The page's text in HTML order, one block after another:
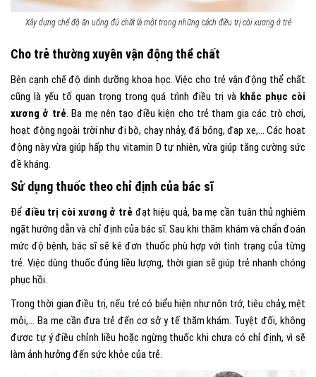
Xây dựng chế độ ăn uống đủ chất là một trong những cách điều trị còi xương ở trẻ
Cho trẻ thường xuyên vận động thể chất
Bên cạnh chế độ dinh dưỡng khoa học. Việc cho trẻ vận động thể chất
cũng là yếu tố quan trọng trong quá trình điều trị và khắc phục còi
xương ở trẻ. Ba mẹ nên tạo điều kiện cho trẻ tham gia các trò chơi,
hoạt động ngoài trời như đi bộ, chạy nhảy, đá bóng, đạp xe,… Các hoạt
động này vừa giúp hấp thụ vitamin D tự nhiên, vừa giúp tăng cường sức
đề kháng.
Sử dụng thuốc theo chỉ định của bác sĩ
Để điều trị còi xương ở trẻ đạt hiệu quả, ba mẹ cần tuân thủ nghiêm
ngặt hướng dẫn và chỉ định của bác sĩ. Sau khi thăm khám và chẩn đoán
mức độ bệnh, bác sĩ sẽ kê đơn thuốc phù hợp với tình trạng của từng
trẻ. Việc dùng thuốc đúng liều lượng, thời gian sẽ giúp trẻ nhanh chóng
phục hồi.
Trong thời gian điều trị, nếu trẻ có biểu hiện như nôn trớ, tiêu chảy, mệt
mỏi,… Ba mẹ cần đưa trẻ đến cơ sở y tế thăm khám. Tuyệt đối, không
được tự ý điều chỉnh liều hoặc ngừng thuốc khi chưa có chỉ định, vì sẽ
làm ảnh hưởng đến sức khỏe của trẻ.